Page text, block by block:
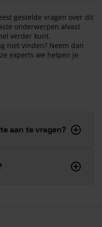
gestelde vragen over dit
onderwerpen alvast
verder kunt.
niet vinden? Neem dan
experts we helpen je
aan te vragen?